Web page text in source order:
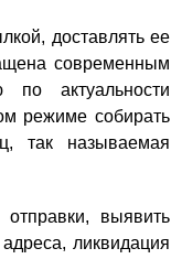
доставлять ее
современным
актуальности
режиме собирать
так называемая
выявить
ликвидация